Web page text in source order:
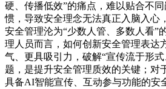
硬、传播低效”的痛点，难以贴合不
惯，导致安全理念无法真正入脑入心
安全管理沦为“少数人管、多数人看”
理人员而言，如何创新安全管理表达
气、更具吸引力，破解“宣传流于形
题，是提升安全管理质效的关键；对
具备AI智能宣传、互动参与功能的安